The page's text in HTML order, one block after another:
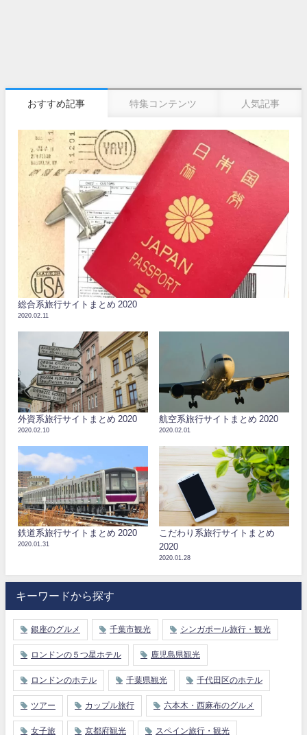
おすすめ記事 特集コンテンツ 人気記事
総合系旅行サイトまとめ 2020
2020.02.11
外資系旅行サイトまとめ 2020
2020.02.10
航空系旅行サイトまとめ 2020
2020.02.01
鉄道系旅行サイトまとめ 2020
2020.01.31
こだわり系旅行サイトまとめ
2020
2020.01.28
キーワードから探す
銀座のグルメ 千葉市観光 シンガポール旅行・観光
ロンドンの５つ星ホテル 鹿児島県観光
ロンドンのホテル 千葉県観光 千代田区のホテル
ツアー カップル旅行 六本木・西麻布のグルメ
女子旅 京都府観光 スペイン旅行・観光